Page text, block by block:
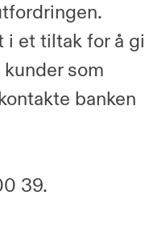
i et tiltak for å gi
som
banken
39.